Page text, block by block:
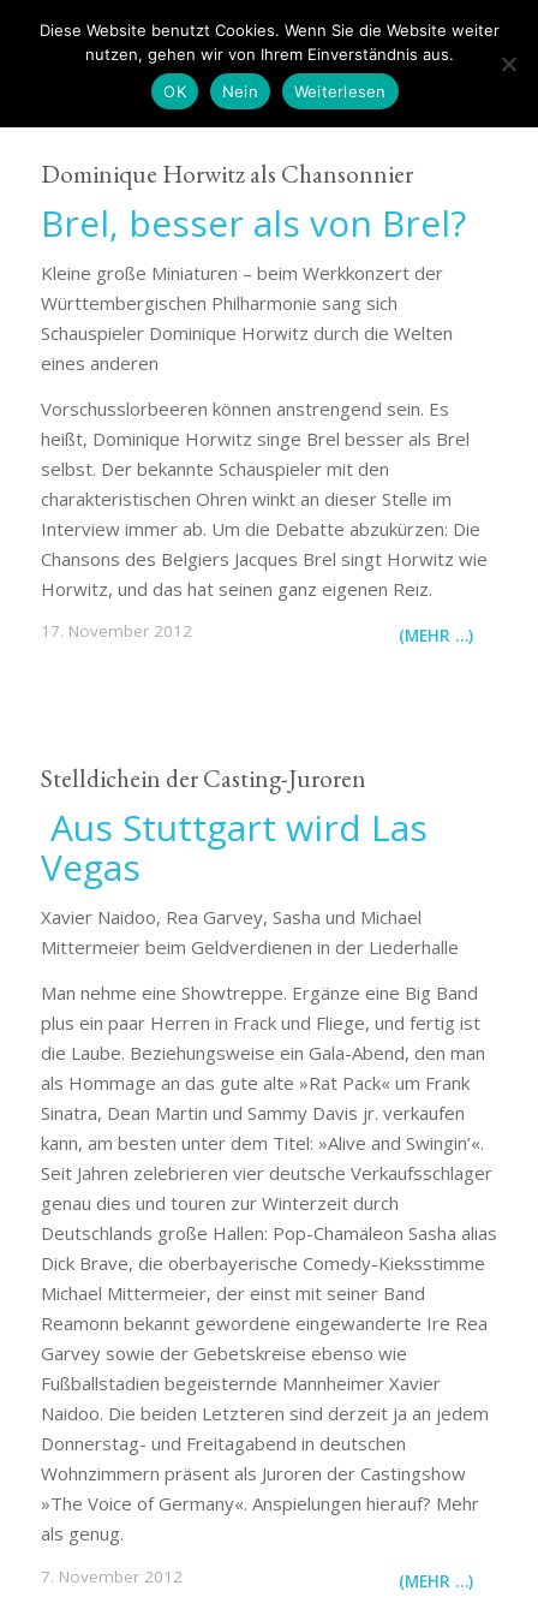
Dominique Horwitz als Chansonnier
Brel, besser als von Brel?
Kleine große Miniaturen – beim Werkkonzert der
Württembergischen Philharmonie sang sich
Schauspieler Dominique Horwitz durch die Welten
eines anderen
Vorschusslorbeeren können anstrengend sein. Es
heißt, Dominique Horwitz singe Brel besser als Brel
selbst. Der bekannte Schauspieler mit den
charakteristischen Ohren winkt an dieser Stelle im
Interview immer ab. Um die Debatte abzukürzen: Die
Chansons des Belgiers Jacques Brel singt Horwitz wie
Horwitz, und das hat seinen ganz eigenen Reiz.
(MEHR …)
17. November 2012
Stelldichein der Casting-Juroren
Aus Stuttgart wird Las
Vegas
Xavier Naidoo, Rea Garvey, Sasha und Michael
Mittermeier beim Geldverdienen in der Liederhalle
Man nehme eine Showtreppe. Ergänze eine Big Band
plus ein paar Herren in Frack und Fliege, und fertig ist
die Laube. Beziehungsweise ein Gala-Abend, den man
als Hommage an das gute alte »Rat Pack« um Frank
Sinatra, Dean Martin und Sammy Davis jr. verkaufen
kann, am besten unter dem Titel: »Alive and Swingin’«.
Seit Jahren zelebrieren vier deutsche Verkaufsschlager
genau dies und touren zur Winterzeit durch
Deutschlands große Hallen: Pop-Chamäleon Sasha alias
Dick Brave, die oberbayerische Comedy-Kieksstimme
Michael Mittermeier, der einst mit seiner Band
Reamonn bekannt gewordene eingewanderte Ire Rea
Garvey sowie der Gebetskreise ebenso wie
Fußballstadien begeisternde Mannheimer Xavier
Naidoo. Die beiden Letzteren sind derzeit ja an jedem
Donnerstag- und Freitagabend in deutschen
Wohnzimmern präsent als Juroren der Castingshow
»The Voice of Germany«. Anspielungen hierauf? Mehr
als genug.
(MEHR …)
7. November 2012
Diese Website benutzt Cookies. Wenn Sie die Website weiter
nutzen, gehen wir von Ihrem Einverständnis aus.
OK
Nein Weiterlesen